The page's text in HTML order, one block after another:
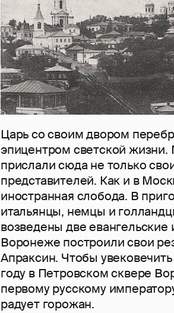
Царь со своим двором
эпицентром светской
прислали сюда не только
представителей. Как и в
иностранная слобода. В
итальянцы, немцы и
возведены две
Воронеже построили свои
Апраксин. Чтобы
году в Петровском сквере
первому русскому
радует горожан.